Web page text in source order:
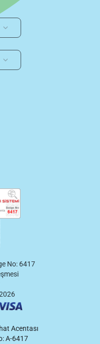
No: 6417
Acentası
A-6417